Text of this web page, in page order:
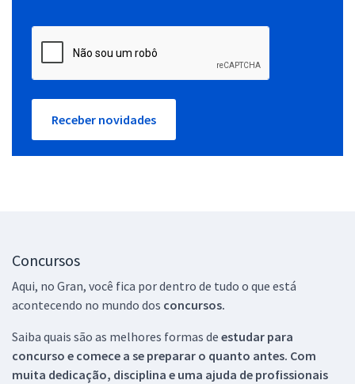
Receber novidades
Concursos
Aqui, no Gran, você fica por dentro de tudo o que está
acontecendo no mundo dos concursos.
Saiba quais são as melhores formas de estudar para
concurso e comece a se preparar o quanto antes. Com
muita dedicação, disciplina e uma ajuda de profissionais